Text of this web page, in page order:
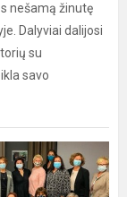
nešamą žinutę
Dalyviai dalijosi
su
savo